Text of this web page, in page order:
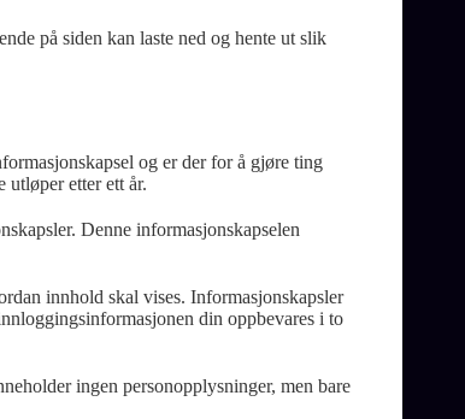
på siden kan laste ned og hente ut slik
og er der for å gjøre ting
utløper etter ett år.
Denne informasjonskapselen
innhold skal vises. Informasjonskapsler
din oppbevares i to
ingen personopplysninger, men bare